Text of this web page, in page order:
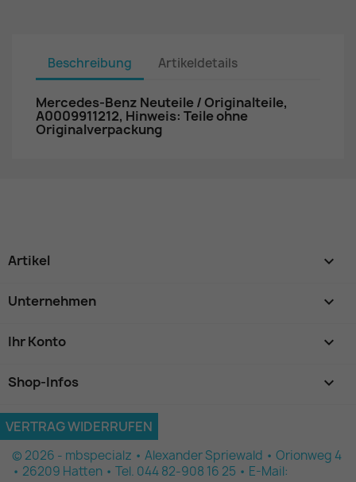
Beschreibung Artikeldetails
Mercedes-Benz Neuteile / Originalteile,
A0009911212, Hinweis: Teile ohne
Originalverpackung
Artikel 
Unternehmen 
Ihr Konto 
Shop-Infos keyboard_arrow_down
VERTRAG WIDERRUFEN
© 2026 - mbspecialz • Alexander Spriewald • Orionweg 4
• 26209 Hatten • Tel. 044 82-908 16 25 • E-Mail: